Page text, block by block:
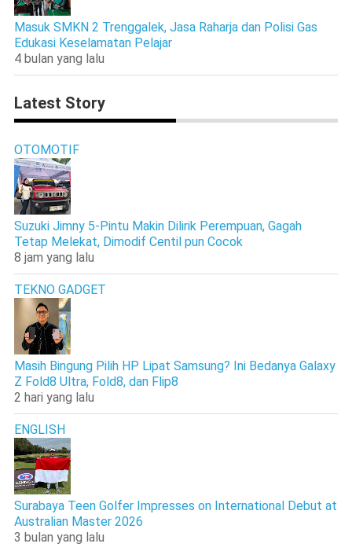
Masuk SMKN 2 Trenggalek, Jasa Raharja dan Polisi Gas
Edukasi Keselamatan Pelajar
4 bulan yang lalu
Latest Story
OTOMOTIF
Suzuki Jimny 5-Pintu Makin Dilirik Perempuan, Gagah
Tetap Melekat, Dimodif Centil pun Cocok
8 jam yang lalu
TEKNO GADGET
Masih Bingung Pilih HP Lipat Samsung? Ini Bedanya Galaxy
Z Fold8 Ultra, Fold8, dan Flip8
2 hari yang lalu
ENGLISH
Surabaya Teen Golfer Impresses on International Debut at
Australian Master 2026
3 bulan yang lalu